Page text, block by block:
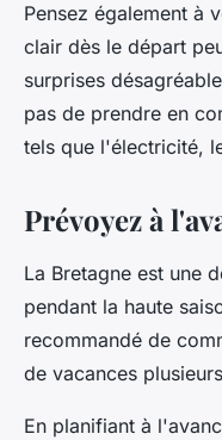
Pensez également à
clair dès le départ
surprises
pas de prendre en
tels que l'électricité,
Prévoyez à
La Bretagne est une
pendant la haute
recommandé de
de vacances
En planifiant à